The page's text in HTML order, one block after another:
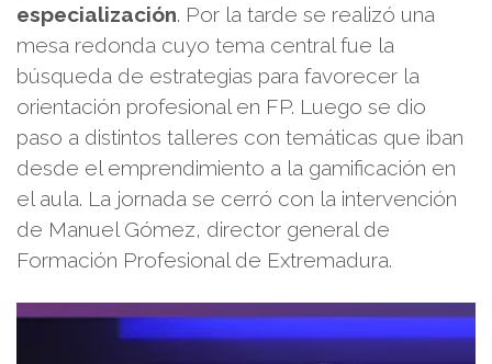
especialización. Por la tarde se realizó una
mesa redonda cuyo tema central fue la
búsqueda de estrategias para favorecer la
orientación profesional en FP. Luego se dio
paso a distintos talleres con temáticas que iban
desde el emprendimiento a la gamificación en
el aula. La jornada se cerró con la intervención
de Manuel Gómez, director general de
Formación Profesional de Extremadura.